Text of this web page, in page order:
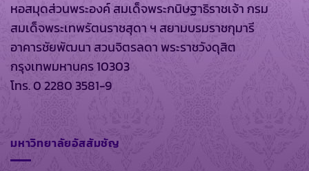
หอสมุดส่วนพระองค์ สมเด็จพระกนิษฐาธิราชเจ้า กรม
สมเด็จพระเทพรัตนราชสุดา ฯ สยามบรมราชกุมารี
อาคารชัยพัฒนา สวนจิตรลดา พระราชวังดุสิต
กรุงเทพมหานคร 10303
โทร. 0 2280 3581-9
มหาวิทยาลัยอัสสัมชัญ